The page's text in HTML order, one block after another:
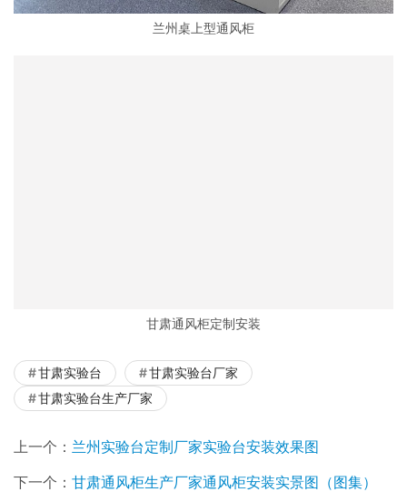
兰州桌上型通风柜
甘肃实验台
甘肃实验台厂家
上一个： 兰州实验台定制厂家实验台安装效果图